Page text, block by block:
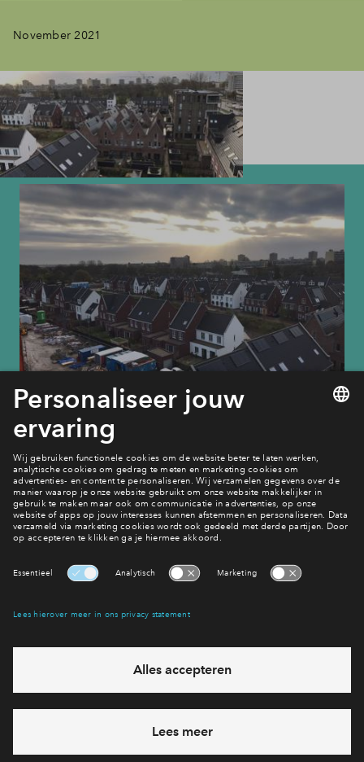
November 2021
Lees meer nieuws over Vijverpark
Interesse? Meld je dan snel aan
Hiermee blijf je op de hoogte van het belangrijkste nieuws en
Ja, ik wil mij aanmelden
Heb je een vraag en wil je direct antwoord? Bel ons op